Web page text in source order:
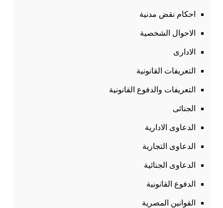
احكام نقض مدنية
الاحوال الشخصية
الادارى
التعريفات القانونية
التعريفات والدفوع القانونية
الجنائى
الدعاوى الادارية
الدعاوى التجارية
الدعاوى الجنائية
الدفوع القانونية
القوانين المصرية